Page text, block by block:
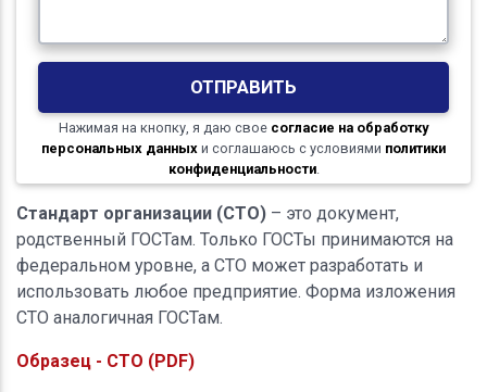
ОТПРАВИТЬ
Нажимая на кнопку, я даю свое согласие на обработку
персональных данных и соглашаюсь с условиями политики
конфиденциальности.
Стандарт организации (СТО) – это документ,
родственный ГОСТам. Только ГОСТы принимаются на
федеральном уровне, а СТО может разработать и
использовать любое предприятие. Форма изложения
СТО аналогичная ГОСТам.
Образец - СТО (PDF)